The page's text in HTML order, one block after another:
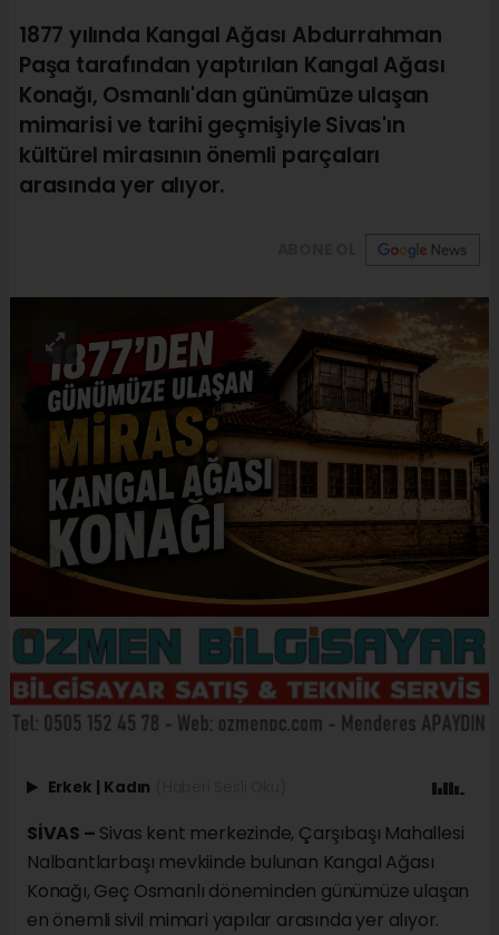
1877 yılında Kangal Ağası Abdurrahman
Paşa tarafından yaptırılan Kangal Ağası
Konağı, Osmanlı'dan günümüze ulaşan
mimarisi ve tarihi geçmişiyle Sivas'ın
kültürel mirasının önemli parçaları
arasında yer alıyor.
Erkek | Kadın
SİVAS – Sivas kent merkezinde, Çarşıbaşı Mahallesi
Nalbantlarbaşı mevkiinde bulunan Kangal Ağası
Konağı, Geç Osmanlı döneminden günümüze ulaşan
en önemli sivil mimari yapılar arasında yer alıyor.